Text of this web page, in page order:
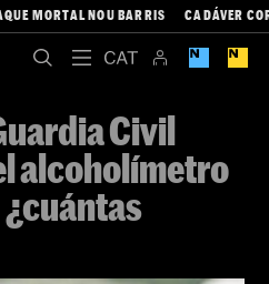
MORTAL NOU BARRIS CADÁVER
Civil
alcoholímetro